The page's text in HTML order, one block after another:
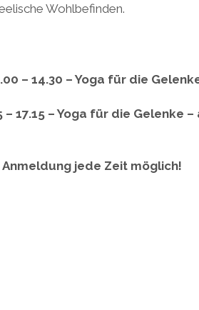
Wohlbefinden.
– 14.30 –Yoga für die
– Yoga für die Gelenke –
jede Zeit möglich!